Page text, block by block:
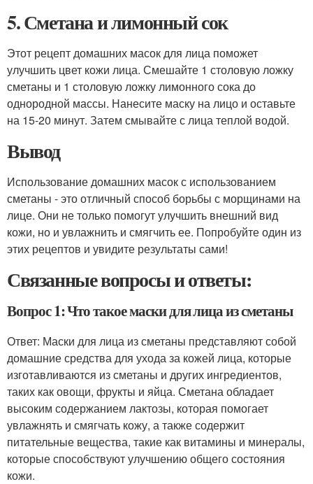
5. Сметана и лимонный сок
Этот рецепт домашних масок для лица поможет
улучшить цвет кожи лица. Смешайте 1 столовую ложку
сметаны и 1 столовую ложку лимонного сока до
однородной массы. Нанесите маску на лицо и оставьте
на 15-20 минут. Затем смывайте с лица теплой водой.
Вывод
Использование домашних масок с использованием
сметаны - это отличный способ борьбы с морщинами на
лице. Они не только помогут улучшить внешний вид
кожи, но и увлажнить и смягчить ее. Попробуйте один из
этих рецептов и увидите результаты сами!
Связанные вопросы и ответы:
Вопрос 1: Что такое маски для лица из сметаны
Ответ: Маски для лица из сметаны представляют собой
домашние средства для ухода за кожей лица, которые
изготавливаются из сметаны и других ингредиентов,
таких как овощи, фрукты и яйца. Сметана обладает
высоким содержанием лактозы, которая помогает
увлажнять и смягчать кожу, а также содержит
питательные вещества, такие как витамины и минералы,
которые способствуют улучшению общего состояния
кожи.